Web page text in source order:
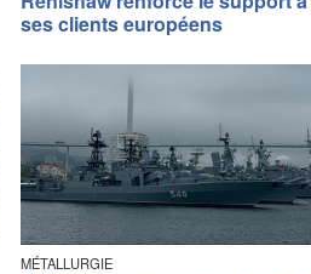
ses clients européens
MÉTALLURGIE